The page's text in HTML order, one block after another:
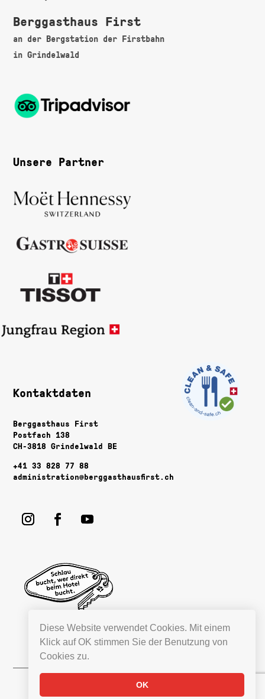
Diese Website verwendet Cookies. Mit einem
Klick auf OK stimmen Sie der Benutzung von
Cookies zu.
OK
Berggasthaus First
an der Bergstation der Firstbahn
in Grindelwald
Unsere Partner
Kontaktdaten
Berggasthaus First
Postfach 138
CH-3818 Grindelwald BE
+41 33 828 77 88
administration@berggasthausfirst.ch
| Designed by